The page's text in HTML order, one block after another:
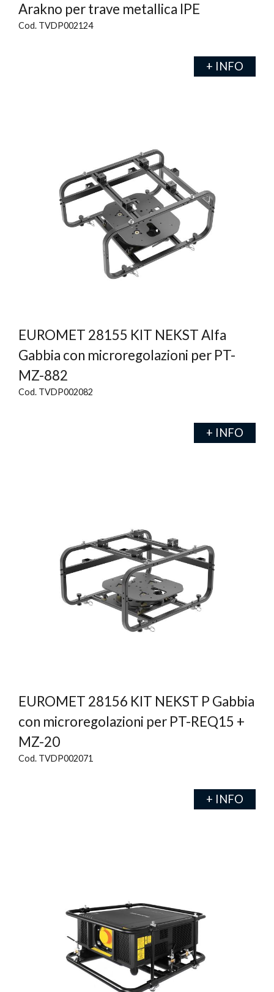
Arakno per trave metallica IPE
Cod. TVDP002124
+ INFO
EUROMET 28155 KIT NEKST Alfa
Gabbia con microregolazioni per PT-
MZ-882
Cod. TVDP002082
+ INFO
EUROMET 28156 KIT NEKST P Gabbia
con microregolazioni per PT-REQ15 +
MZ-20
Cod. TVDP002071
+ INFO